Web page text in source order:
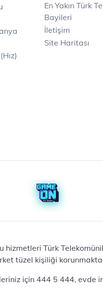
En Yakın Türk
Bayileri
İletişim
Site Haritası
hizmetleri Türk
tüzel kişiliği
için 444 5 444, evde